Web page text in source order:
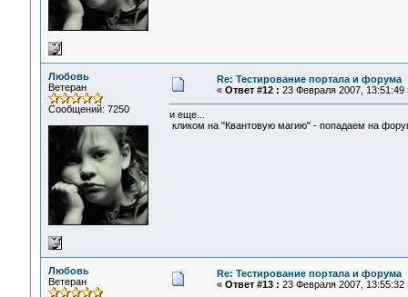
Любовь
Ветеран
Сообщений: 7250
Re: Тестирование портала и форума
« Ответ #12 : 23 Февраля 2007, 13:51:49
и еще...
кликом на "Квантовую магию" - попадаем на
Любовь
Ветеран
Re: Тестирование портала и форума
« Ответ #13 : 23 Февраля 2007, 13:55:32